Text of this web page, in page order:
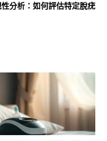
分析：如何評估特定脫疣